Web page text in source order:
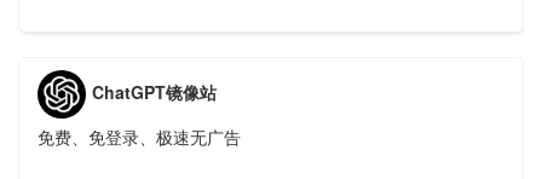
ChatGPT镜像站
免费、免登录、极速无广告